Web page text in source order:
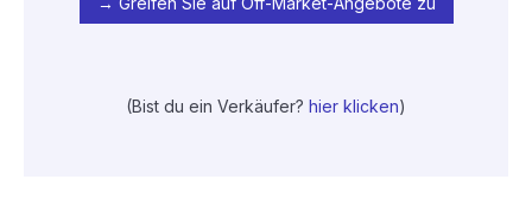
(Bist du ein Verkäufer? hier klicken)